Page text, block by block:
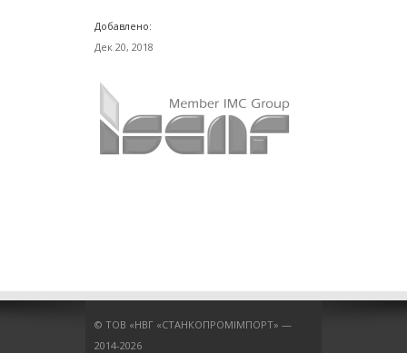
Добавлено:
Дек 20, 2018
© ТОВ «НВГ «СТАНКОПРОМІМПОРТ» —
2014-2026